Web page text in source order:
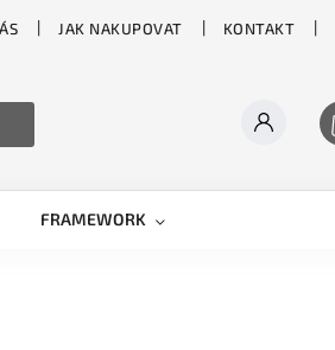
JAK NAKUPOVAT KONTAKT
FRAMEWORK